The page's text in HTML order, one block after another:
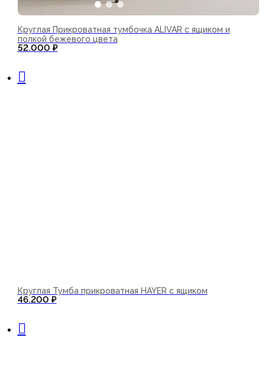
Круглая Прикроватная тумбочка ALIVAR с ящиком и
полкой бежевого цвета
52.000 ₽
Круглая Тумба прикроватная HAYER с ящиком
46.200 ₽